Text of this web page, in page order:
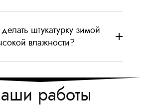
штукатурку зимой
влажности?
работы